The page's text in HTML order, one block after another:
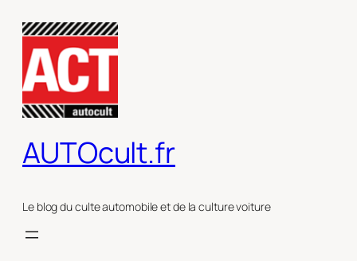
contenu
AUTOcult.fr
Le blog du culte automobile et de la culture voiture